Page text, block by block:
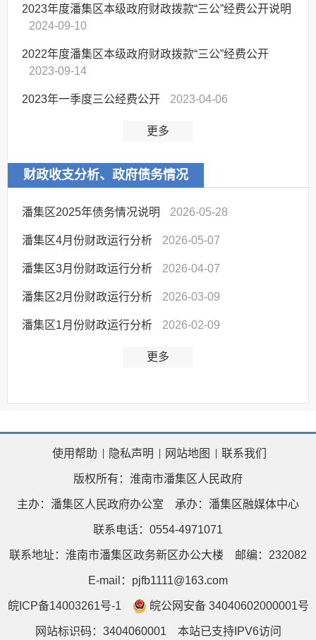
2023年度潘集区本级政府财政拨款“三公”经费公开说明
2024-09-10
2022年度潘集区本级政府财政拨款“三公”经费公开
2023-09-14
2023年一季度三公经费公开 2023-04-06
更多
财政收支分析、政府债务情况
潘集区2025年债务情况说明 2026-05-28
潘集区4月份财政运行分析 2026-05-07
潘集区3月份财政运行分析 2026-04-07
潘集区2月份财政运行分析 2026-03-09
潘集区1月份财政运行分析 2026-02-09
更多
使用帮助 隐私声明 网站地图 联系我们
版权所有：淮南市潘集区人民政府
主办：潘集区人民政府办公室 承办：潘集区融媒体中心
联系电话：0554-4971071
联系地址：淮南市潘集区政务新区办公大楼 邮编：232082
E-mail：pjfb1111@163.com
皖ICP备14003261号-1 皖公网安备 34040602000001号
网站标识码：3404060001 本站已支持IPV6访问